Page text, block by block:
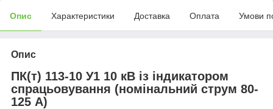
Опис Характеристики Доставка Оплата Умови
Опис
ПК(т) 113-10 У1 10 кВ із індикатором
спрацьовування (номінальний струм 80-
125 А)